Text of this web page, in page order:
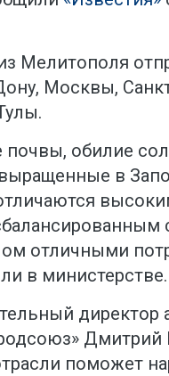
Мелитополя
Москвы,
обилие
в
отличными
в министерстве.
директор
Дмитрий
поможет